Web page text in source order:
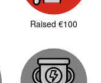
Raised €100